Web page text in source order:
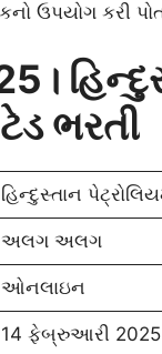
કરી
।
ભરતી
હિન્દુસ્તાન
અલગ અલગ
ઓનલાઇન
14 ફેબ્રુઆરી 2025